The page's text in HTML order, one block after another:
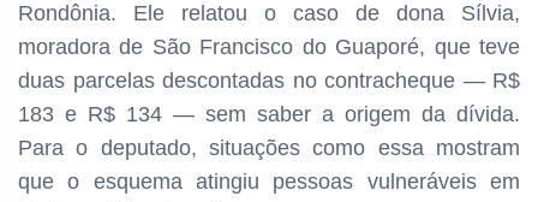
Rondônia. Ele relatou o caso de dona Sílvia,
moradora de São Francisco do Guaporé, que teve
duas parcelas descontadas no contracheque — R$
183 e R$ 134 — sem saber a origem da dívida.
Para o deputado, situações como essa mostram
que o esquema atingiu pessoas vulneráveis em